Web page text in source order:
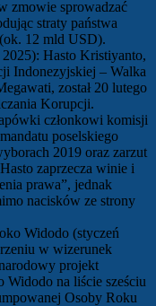
zmowie sprowadzać
straty państwa
12 mld USD).
Hasto Kristiyanto,
Indonezyjskiej – Walka
został 20 lutego
Korupcji.
członkowi komisji
poselskiego
2019 oraz zarzut
zaprzecza winie i
prawa”, jednak
nacisków ze strony
Widodo (styczeń
w wizerunek
projekt
Widodo na liście sześciu
Osoby Roku